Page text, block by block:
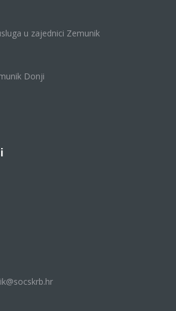
u zajednici Zemunik
Donji